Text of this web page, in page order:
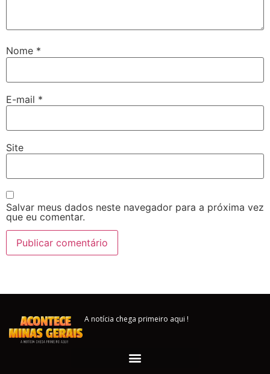
Nome *
E-mail *
Site
Salvar meus dados neste navegador para a próxima vez
que eu comentar.
A notícia chega primeiro aqui !